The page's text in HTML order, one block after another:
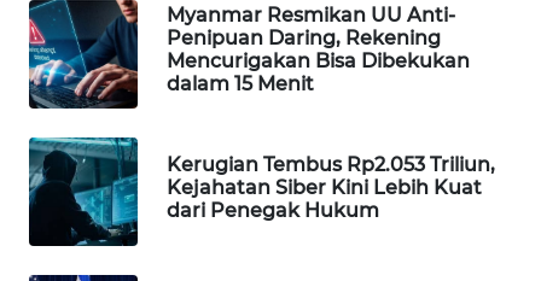
Myanmar Resmikan UU Anti-
Penipuan Daring, Rekening
Mencurigakan Bisa Dibekukan
dalam 15 Menit
Kerugian Tembus Rp2.053 Triliun,
Kejahatan Siber Kini Lebih Kuat
dari Penegak Hukum
TV
WAHANANEWS
ID
WAHANANEWS
CO ID